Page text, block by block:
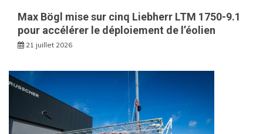
Max Bögl mise sur cinq Liebherr LTM 1750-9.1
pour accélérer le déploiement de l’éolien
21 juillet 2026